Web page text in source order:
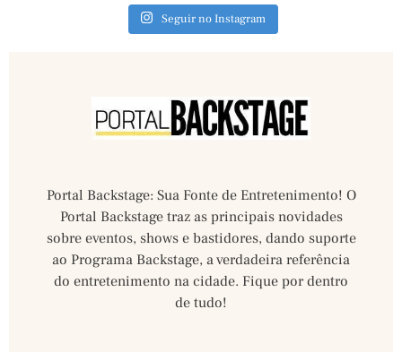
Seguir no Instagram
Portal Backstage: Sua Fonte de Entretenimento! O
Portal Backstage traz as principais novidades
sobre eventos, shows e bastidores, dando suporte
ao Programa Backstage, a verdadeira referência
do entretenimento na cidade. Fique por dentro
de tudo!